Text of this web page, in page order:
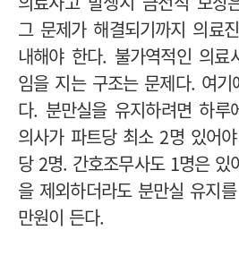
그 문제가 해결되기까지 의료
내해야 한다. 불가역적인 의료
임을 지는 구조는 문제다. 여기
다. 분만실을 유지하려면 하
의사가 파트당 최소 2명 있어
당 2명. 간호조무사도 1명은 있
을 제외하더라도 분만실 유지
만원이 든다.